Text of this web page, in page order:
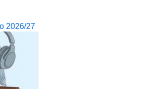
2026/27